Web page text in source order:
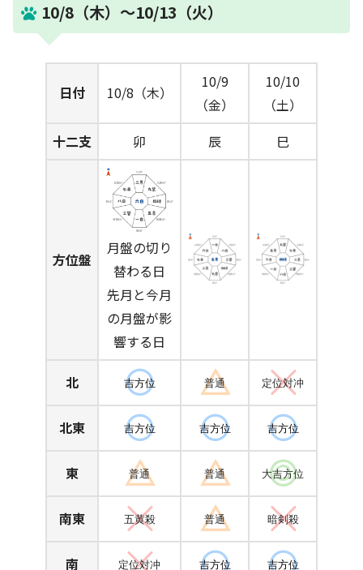
10/8（木）～10/13（火）
日付 10/8（木）
10/9
（金）
10/10
（土）
十二支
卯 辰 巳
方位盤
月盤の切り
替わる日
先月と今月
の月盤が影
響する日
北 吉方位 普通 定位対冲
北東 吉方位 吉方位 吉方位
東 普通 普通 大吉方位
南東 五黄殺 普通 暗剣殺
南 定位対冲 吉方位 吉方位